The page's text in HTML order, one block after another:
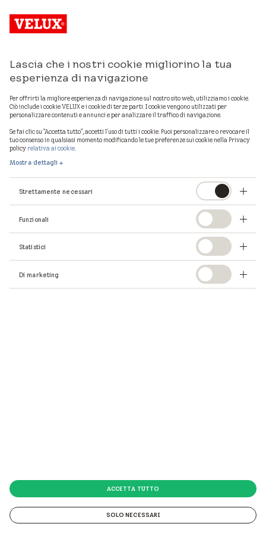
Lascia che i nostri cookie migliorino la tua
esperienza di navigazione
Per offrirti la migliore esperienza di navigazione sul nostro sito web, utilizziamo i cookie.
Ciò include i cookie VELUX e i cookie di terze parti. I cookie vengono utilizzati per
personalizzare contenuti e annunci e per analizzare il traffico di navigazione.
Se fai clic su "Accetta tutto", accetti l'uso di tutti i cookie. Puoi personalizzare o revocare il
tuo consenso in qualsiasi momento modificando le tue preferenze sui cookie nella Privacy
policy relativa ai cookie.
Mostra dettagli
Strettamente necessari
Funzionali
Statistici
Di marketing
SOLO NECESSARI
ACCETTA TUTTO
cercando non esiste.
Continua la tua ricerca
qui.